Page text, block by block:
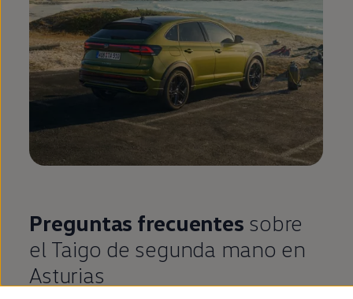
Preguntas frecuentes sobre
el Taigo de segunda mano en
Asturias